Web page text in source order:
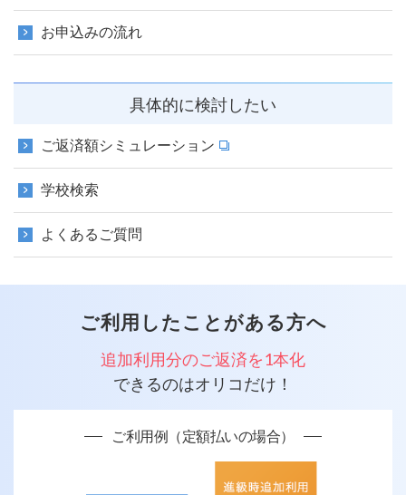
お申込みの流れ
具体的に検討したい
ご返済額シミュレーション
学校検索
よくあるご質問
ご利用したことがある方へ
追加利用分のご返済を1本化
できるのはオリコだけ！
ご利用例（定額払いの場合）